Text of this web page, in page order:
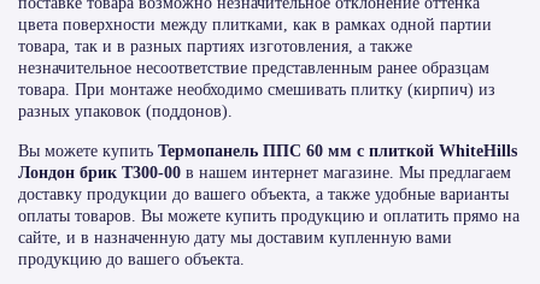
цвета поверхности между плитками, как в рамках одной партии
товара, так и в разных партиях изготовления, а также
незначительное несоответствие представленным ранее образцам
товара. При монтаже необходимо смешивать плитку (кирпич) из
разных упаковок (поддонов).
Вы можете купить Термопанель ППС 60 мм с плиткой WhiteHills
Лондон брик Т300-00 в нашем интернет магазине. Мы предлагаем
доставку продукции до вашего объекта, а также удобные варианты
оплаты товаров. Вы можете купить продукцию и оплатить прямо на
сайте, и в назначенную дату мы доставим купленную вами
продукцию до вашего объекта.